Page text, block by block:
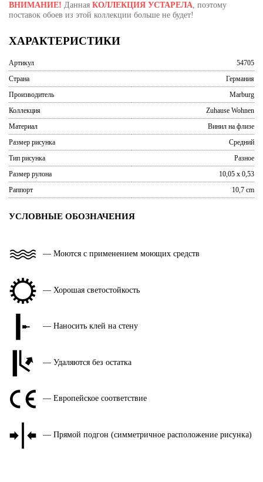
ВНИМАНИЕ! Данная КОЛЛЕКЦИЯ УСТАРЕЛА, поэтому
поставок обоев из этой коллекции больше не будет!
ХАРАКТЕРИСТИКИ
Артикул
54705
Страна
Германия
Производитель
Marburg
Коллекция
Zuhause Wohnen
Материал
Винил на флизе
Размер рисунка
Средний
Тип рисунка
Разное
Размер рулона
10,05 x 0,53
Раппорт
10,7 cm
УСЛОВНЫЕ ОБОЗНАЧЕНИЯ
— Моются с применением моющих средств
— Хорошая светостойкость
— Наносить клей на стену
— Удаляются без остатка
— Европейское соответствие
— Прямой подгон (симметричное расположение рисунка)